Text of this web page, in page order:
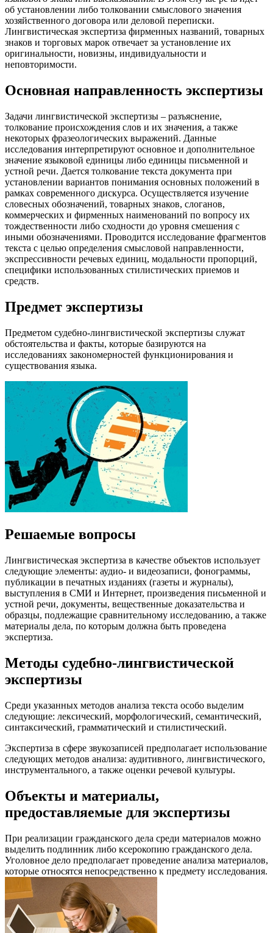
об установлении либо толковании смыслового значения
хозяйственного договора или деловой переписки.
Лингвистическая экспертиза фирменных названий, товарных
знаков и торговых марок отвечает за установление их
оригинальности, новизны, индивидуальности и
неповторимости.
Основная направленность экспертизы
Задачи лингвистической экспертизы – разъяснение,
толкование происхождения слов и их значения, а также
некоторых фразеологических выражений. Данные
исследования интерпретируют основное и дополнительное
значение языковой единицы либо единицы письменной и
устной речи. Дается толкование текста документа при
установлении вариантов понимания основных положений в
рамках современного дискурса. Осуществляется изучение
словесных обозначений, товарных знаков, слоганов,
коммерческих и фирменных наименований по вопросу их
тождественности либо сходности до уровня смешения с
иными обозначениями. Проводится исследование фрагментов
текста с целью определения смысловой направленности,
экспрессивности речевых единиц, модальности пропорций,
специфики использованных стилистических приемов и
средств.
Предмет экспертизы
Предметом судебно-лингвистической экспертизы служат
обстоятельства и факты, которые базируются на
исследованиях закономерностей функционирования и
существования языка.
Решаемые вопросы
Лингвистическая экспертиза в качестве объектов использует
следующие элементы: аудио- и видеозаписи, фонограммы,
публикации в печатных изданиях (газеты и журналы),
выступления в СМИ и Интернет, произведения письменной и
устной речи, документы, вещественные доказательства и
образцы, подлежащие сравнительному исследованию, а также
материалы дела, по которым должна быть проведена
экспертиза.
Методы судебно-лингвистической
экспертизы
Среди указанных методов анализа текста особо выделим
следующие: лексический, морфологический, семантический,
синтаксический, грамматический и стилистический.
Экспертиза в сфере звукозаписей предполагает использование
следующих методов анализа: аудитивного, лингвистического,
инструментального, а также оценки речевой культуры.
Объекты и материалы,
предоставляемые для экспертизы
При реализации гражданского дела среди материалов можно
выделить подлинник либо ксерокопию гражданского дела.
Уголовное дело предполагает проведение анализа материалов,
которые относятся непосредственно к предмету исследования.